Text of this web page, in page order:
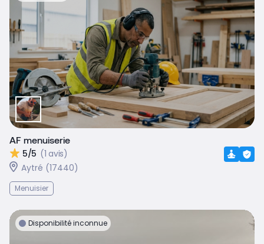
AF menuiserie
5/5 (1 avis)
Aytré (17440)
Menuisier
Disponibilité inconnue